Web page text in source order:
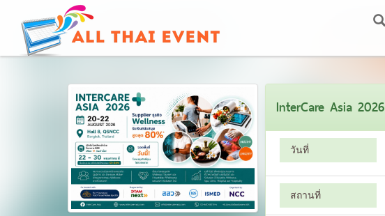
InterCare Asia 2026
วันที่
สถานที่